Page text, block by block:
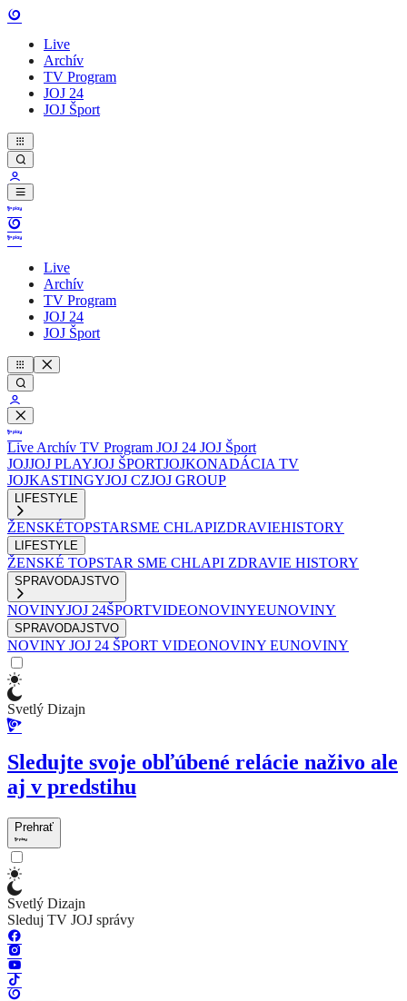
Live
Archív
TV Program
JOJ 24
JOJ Šport
Live
Archív
TV Program
JOJ 24
JOJ Šport
Live Archív TV Program JOJ 24 JOJ Šport
JOJJOJ PLAYJOJ ŠPORTJOJKONADÁCIA TV
JOJKASTINGYJOJ CZJOJ GROUP
LIFESTYLE
ŽENSKÉTOPSTARSME CHLAPIZDRAVIEHISTORY
LIFESTYLE
ŽENSKÉ TOPSTAR SME CHLAPI ZDRAVIE HISTORY
SPRAVODAJSTVO
NOVINYJOJ 24ŠPORTVIDEONOVINYEUNOVINY
SPRAVODAJSTVO
NOVINY JOJ 24 ŠPORT VIDEONOVINY EUNOVINY
Svetlý Dizajn
Sledujte svoje obľúbené relácie naživo ale
aj v predstihu
Prehrať
Svetlý Dizajn
Sleduj TV JOJ správy